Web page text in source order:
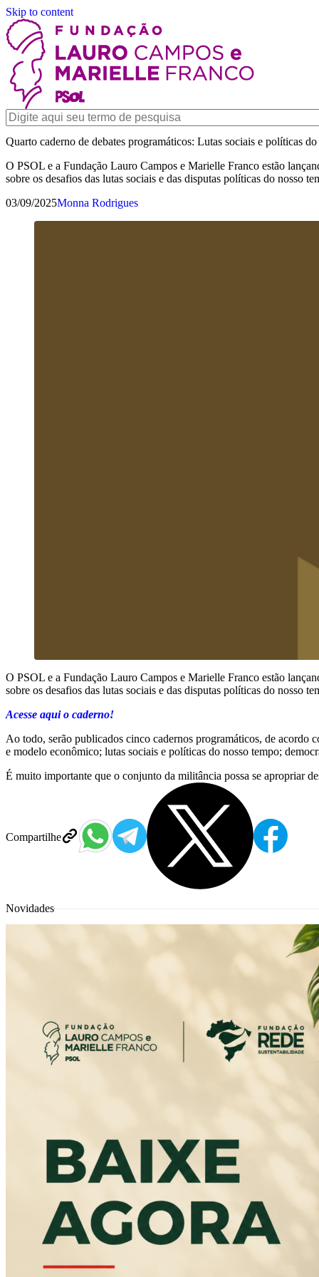
Skip to content
Quarto caderno de debates programáticos: Lutas sociais e políticas
O PSOL e a Fundação Lauro Campos e Marielle Franco estão
sobre os desafios das lutas sociais e das disputas políticas do
03/09/2025Monna Rodrigues
Compartilhe
O PSOL e a Fundação Lauro Campos e Marielle Franco estão
sobre os desafios das lutas sociais e das disputas políticas do nosso
Acesse aqui o caderno!
Ao todo, serão publicados cinco cadernos programáticos, de acordo
e modelo econômico; lutas sociais e políticas do nosso tempo;
É muito importante que o conjunto da militância possa se apropriar
Novidades